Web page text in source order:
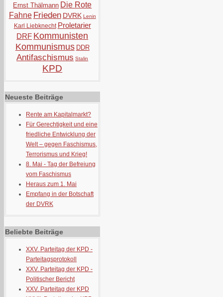
Ernst Thälmann Die Rote
Fahne Frieden DVRK Lenin
Karl Liebknecht Proletarier
DRF Kommunisten
Kommunismus DDR
Antifaschismus Stalin
KPD
Neueste Beiträge
Rente am Kapitalmarkt?
Für Gerechtigkeit und eine
friedliche Entwicklung der
Welt – gegen Faschismus,
Terrorismus und Krieg!
8. Mai - Tag der Befreiung
vom Faschismus
Heraus zum 1. Mai
Empfang in der Botschaft
der DVRK
Beliebte Beiträge
XXV. Parteitag der KPD -
Parteitagsprotokoll
XXV. Parteitag der KPD -
Politischer Bericht
XXV. Parteitag der KPD